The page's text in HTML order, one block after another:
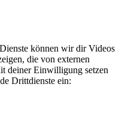
können wir dir Videos
die von externen
deiner Einwilligung setzen
Drittdienste ein: